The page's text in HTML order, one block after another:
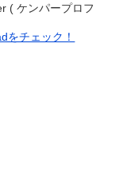
( ケンパープロフ
をチェック！